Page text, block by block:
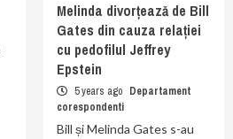
Melinda divorțează de Bill
Gates din cauza relației
cu pedofilul Jeffrey
Epstein
5 years ago Departament
corespondenti
Bill și Melinda Gates s-au